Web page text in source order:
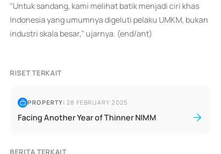
"Untuk sandang, kami melihat batik menjadi ciri khas
Indonesia yang umumnya digeluti pelaku UMKM, bukan
industri skala besar," ujarnya. (end/ant)
RISET TERKAIT
PROPERTY|28 FEBRUARY 2025
Facing Another Year of Thinner NIMM
BERITA TERKAIT